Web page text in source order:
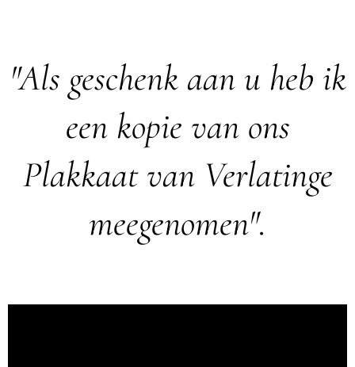
"Als geschenk aan u heb ik
een kopie van ons
Plakkaat van Verlatinge
meegenomen".